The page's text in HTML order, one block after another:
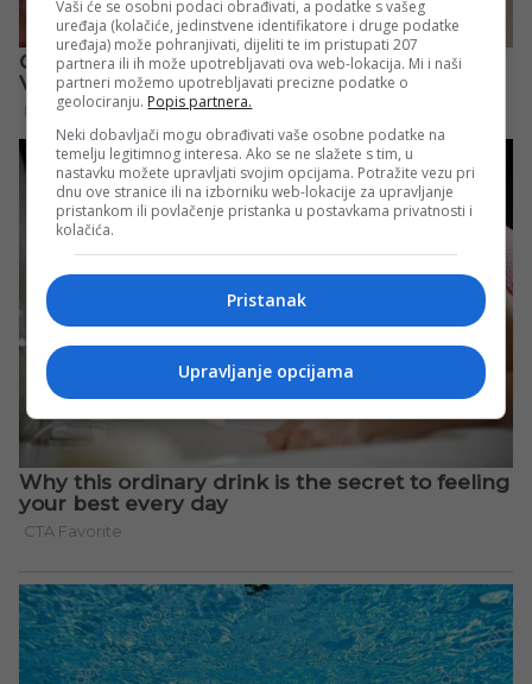
Vaši će se osobni podaci obrađivati, a podatke s vašeg
uređaja (kolačiće, jedinstvene identifikatore i druge podatke
uređaja) može pohranjivati, dijeliti te im pristupati 207
partnera ili ih može upotrebljavati ova web-lokacija. Mi i naši
partneri možemo upotrebljavati precizne podatke o
geolociranju. Popis partnera.
Neki dobavljači mogu obrađivati vaše osobne podatke na
temelju legitimnog interesa. Ako se ne slažete s tim, u
nastavku možete upravljati svojim opcijama. Potražite vezu pri
dnu ove stranice ili na izborniku web-lokacije za upravljanje
pristankom ili povlačenje pristanka u postavkama privatnosti i
kolačića.
Pristanak
Upravljanje opcijama